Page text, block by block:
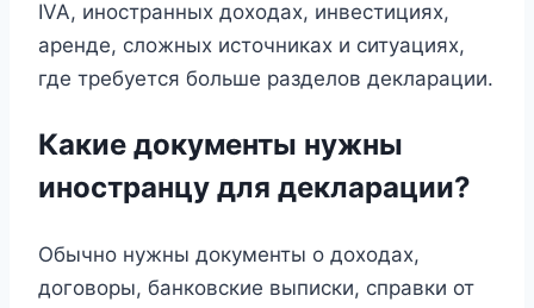
IVA, иностранных доходах, инвестициях,
аренде, сложных источниках и ситуациях,
где требуется больше разделов декларации.
Какие документы нужны
иностранцу для декларации?
Обычно нужны документы о доходах,
договоры, банковские выписки, справки от